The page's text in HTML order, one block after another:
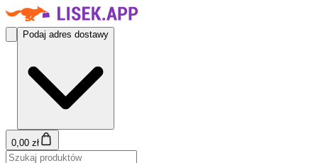
Podaj adres dostawy
0,00 zł